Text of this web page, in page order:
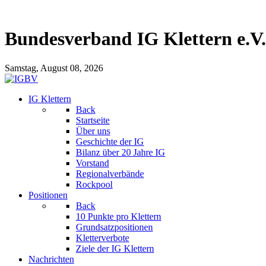
Bundesverband IG Klettern e.V.
Samstag, August 08, 2026
IG Klettern
Back
Startseite
Über uns
Geschichte der IG
Bilanz über 20 Jahre IG
Vorstand
Regionalverbände
Rockpool
Positionen
Back
10 Punkte pro Klettern
Grundsatzpositionen
Kletterverbote
Ziele der IG Klettern
Nachrichten